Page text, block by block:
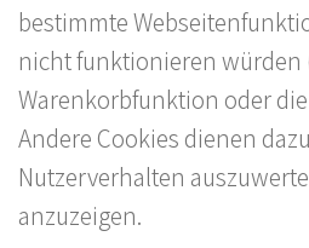
bestimmte
nicht funktionieren würden
Warenkorbfunktion oder
Andere Cookies dienen
Nutzerverhalten
anzuzeigen.